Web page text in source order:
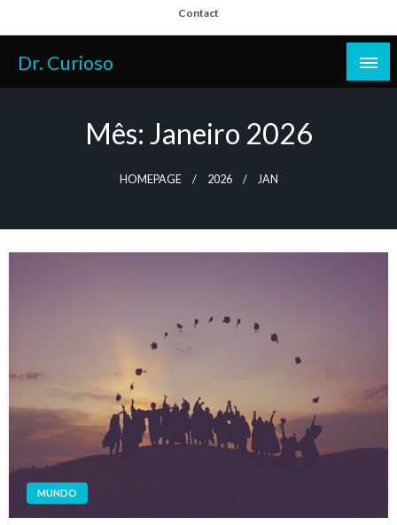
to
content
Contact
Dr. Curioso
Mês: Janeiro 2026
HOMEPAGE 2026 JAN
MUNDO